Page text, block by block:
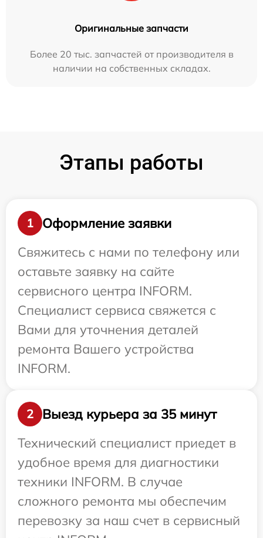
Оригинальные запчасти
Более 20 тыс. запчастей от производителя в
наличии на собственных складах.
Этапы работы
1
Оформление заявки
Свяжитесь с нами по телефону или
оставьте заявку на сайте
сервисного центра INFORM.
Специалист сервиса свяжется с
Вами для уточнения деталей
ремонта Вашего устройства
INFORM.
2
Выезд курьера за 35 минут
Технический специалист приедет в
удобное время для диагностики
техники INFORM. В случае
сложного ремонта мы обеспечим
перевозку за наш счет в сервисный